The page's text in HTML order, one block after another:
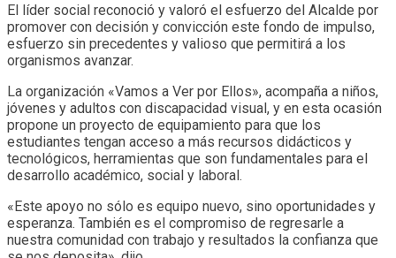
El líder social reconoció y valoró el esfuerzo del Alcalde por
promover con decisión y convicción este fondo de impulso,
esfuerzo sin precedentes y valioso que permitirá a los
organismos avanzar.
La organización «Vamos a Ver por Ellos», acompaña a niños,
jóvenes y adultos con discapacidad visual, y en esta ocasión
propone un proyecto de equipamiento para que los
estudiantes tengan acceso a más recursos didácticos y
tecnológicos, herramientas que son fundamentales para el
desarrollo académico, social y laboral.
«Este apoyo no sólo es equipo nuevo, sino oportunidades y
esperanza. También es el compromiso de regresarle a
nuestra comunidad con trabajo y resultados la confianza que